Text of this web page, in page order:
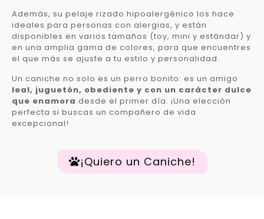
Además, su pelaje rizado hipoalergénico los hace
ideales para personas con alergias, y están
disponibles en varios tamaños (toy, mini y estándar) y
en una amplia gama de colores, para que encuentres
el que más se ajuste a tu estilo y personalidad.
Un caniche no solo es un perro bonito: es un amigo
leal, juguetón, obediente y con un carácter dulce
que enamora desde el primer día. ¡Una elección
perfecta si buscas un compañero de vida
excepcional!
¡Quiero un Caniche!